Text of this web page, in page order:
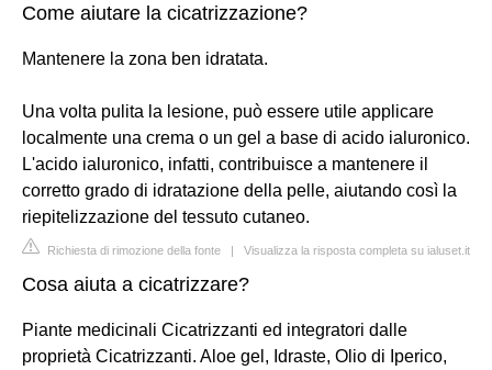
Come aiutare la cicatrizzazione?
Mantenere la zona ben idratata.
Una volta pulita la lesione, può essere utile applicare
localmente una crema o un gel a base di acido ialuronico.
L'acido ialuronico, infatti, contribuisce a mantenere il
corretto grado di idratazione della pelle, aiutando così la
riepitelizzazione del tessuto cutaneo.
Richiesta di rimozione della fonte | Visualizza la risposta completa su ialuset.it
Cosa aiuta a cicatrizzare?
Piante medicinali Cicatrizzanti ed integratori dalle
proprietà Cicatrizzanti. Aloe gel, Idraste, Olio di Iperico,